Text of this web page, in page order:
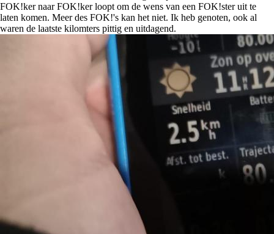
FOK!ker naar FOK!ker loopt om de wens van een FOK!ster uit te
laten komen. Meer des FOK!'s kan het niet. Ik heb genoten, ook al
waren de laatste kilomters pittig en uitdagend.